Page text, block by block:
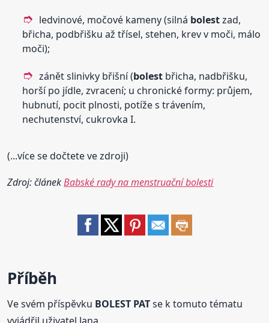
ledvinové, močové kameny (silná bolestzad,
břicha, podbřišku až třísel, stehen, krev v moči, málo
moči);
zánět slinivky břišní (bolest břicha, nadbřišku,
horší po jídle, zvracení; u chronické formy: průjem,
hubnutí, pocit plnosti, potíže s trávením,
nechutenství, cukrovka I.
(...více se dočtete ve zdroji)
Zdroj: článekBabské rady na menstruační bolesti
Příběh
Ve svém příspěvku BOLEST PATse k tomuto tématu